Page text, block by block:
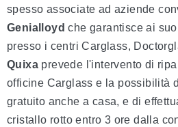
spesso associate ad aziende
Genialloyd che garantisce ai
presso i centri Carglass,
Quixa prevede l'intervento di
officine Carglass e la possibilità
gratuito anche a casa, e di
cristallo rotto entro 3 ore dalla